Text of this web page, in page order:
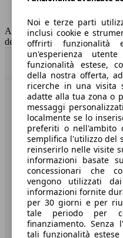
Capacità del serbatoio
60 l
AutoScout24 non si assume
dei dati.
Benvenuti su
Società
A proposito di
Stampa
Media
Condizioni generali
Noi e terze parti
inclusi cookie e
offrirti funzionalità
un'esperienza
funzionalità estese,
della nostra offerta,
ricerche in una visita
adatte alla tua zona o
messaggi
localmente se lo
preferiti o nell'ambito
semplifica l'utilizzo del
reinserirlo nelle visite
informazioni basate
concessionari che
vengono utilizzati
informazioni fornite
per 30 giorni e per
tale periodo per
finanziamento. Senza
tali funzionalità